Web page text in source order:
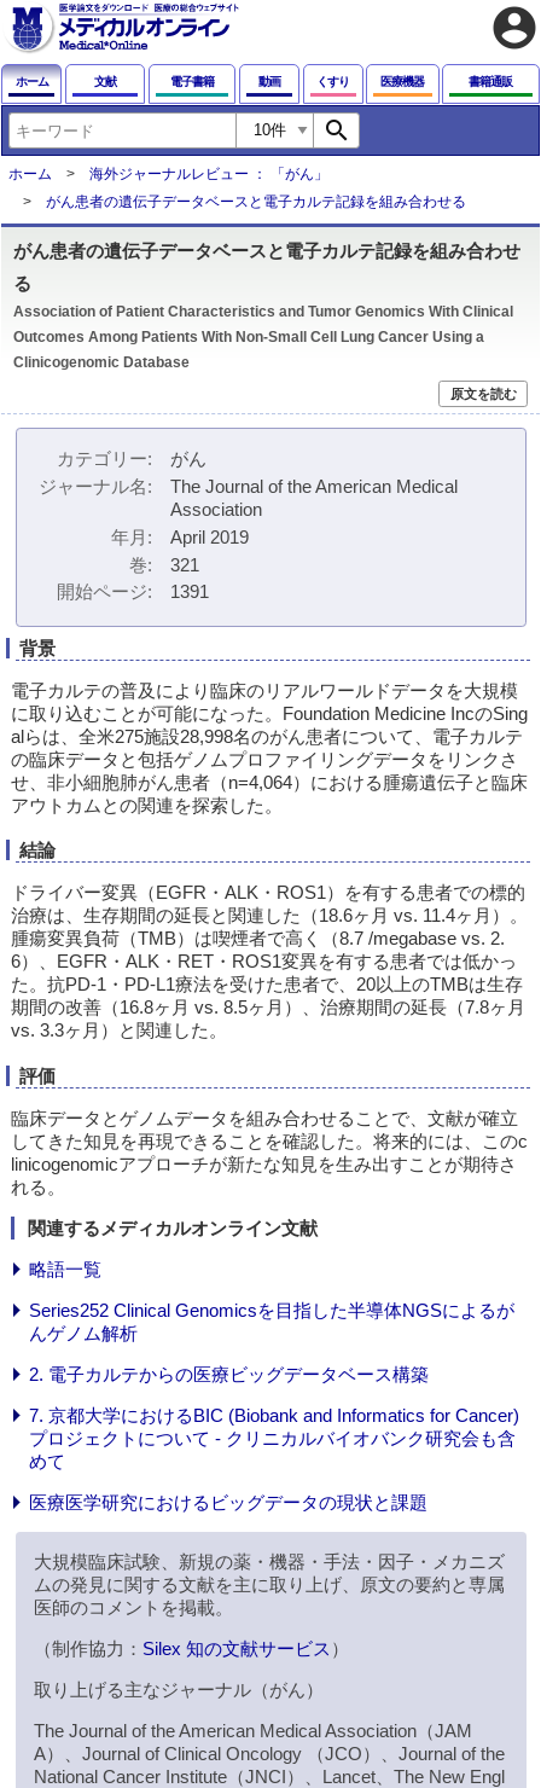
account_circle
ホーム 文献 電子書籍 動画 くすり 医療機器 書籍通販
search
ホーム
海外ジャーナルレビュー ： 「がん」
がん患者の遺伝子データベースと電子カルテ記録を組み合わせる
がん患者の遺伝子データベースと電子カルテ記録を組み合わせ
る
Association of Patient Characteristics and Tumor Genomics With Clinical
Outcomes Among Patients With Non-Small Cell Lung Cancer Using a
Clinicogenomic Database
原文を読む
カテゴリー
がん
ジャーナル名
The Journal of the American Medical
Association
年月
April 2019
巻
321
開始ページ
1391
背景
電子カルテの普及により臨床のリアルワールドデータを大規模
に取り込むことが可能になった。Foundation Medicine IncのSing
alらは、全米275施設28,998名のがん患者について、電子カルテ
の臨床データと包括ゲノムプロファイリングデータをリンクさ
せ、非小細胞肺がん患者（n=4,064）における腫瘍遺伝子と臨床
アウトカムとの関連を探索した。
結論
ドライバー変異（EGFR・ALK・ROS1）を有する患者での標的
治療は、生存期間の延長と関連した（18.6ヶ月 vs. 11.4ヶ月）。
腫瘍変異負荷（TMB）は喫煙者で高く（8.7 /megabase vs. 2.
6）、EGFR・ALK・RET・ROS1変異を有する患者では低かっ
た。抗PD-1・PD-L1療法を受けた患者で、20以上のTMBは生存
期間の改善（16.8ヶ月 vs. 8.5ヶ月）、治療期間の延長（7.8ヶ月
vs. 3.3ヶ月）と関連した。
評価
臨床データとゲノムデータを組み合わせることで、文献が確立
してきた知見を再現できることを確認した。将来的には、このc
linicogenomicアプローチが新たな知見を生み出すことが期待さ
れる。
関連するメディカルオンライン文献
略語一覧
Series252 Clinical Genomicsを目指した半導体NGSによるが
んゲノム解析
2. 電子カルテからの医療ビッグデータベース構築
7. 京都大学におけるBIC (Biobank and Informatics for Cancer)
プロジェクトについて - クリニカルバイオバンク研究会も含
めて
医療医学研究におけるビッグデータの現状と課題
大規模臨床試験、新規の薬・機器・手法・因子・メカニズ
ムの発見に関する文献を主に取り上げ、原文の要約と専属
医師のコメントを掲載。
（制作協力： Silex 知の文献サービス ）
取り上げる主なジャーナル（がん）
The Journal of the American Medical Association（JAM
A）、Journal of Clinical Oncology （JCO）、Journal of the
National Cancer Institute（JNCI）、Lancet、The New Engl